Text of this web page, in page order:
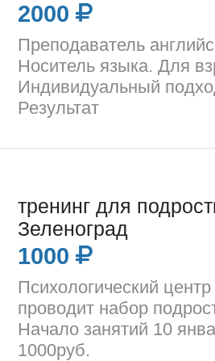
2000
Преподаватель
Носитель языка. Для
Индивидуальный
Результат
тренинг для
Зеленоград
1000
Психологический
проводит набор
Начало занятий 10
1000руб.